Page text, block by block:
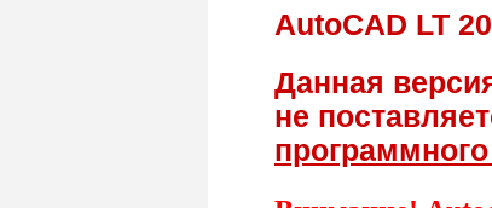
AutoCAD LT
Данная
не